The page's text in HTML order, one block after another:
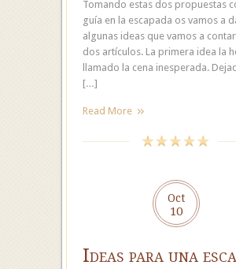
Tomando estas dos propuestas
guía en la escapada os vamos a
algunas ideas que vamos a
dos artículos. La primera idea la
llamado la cena inesperada.
[…]
Read More
Oct
10
Ideas para una